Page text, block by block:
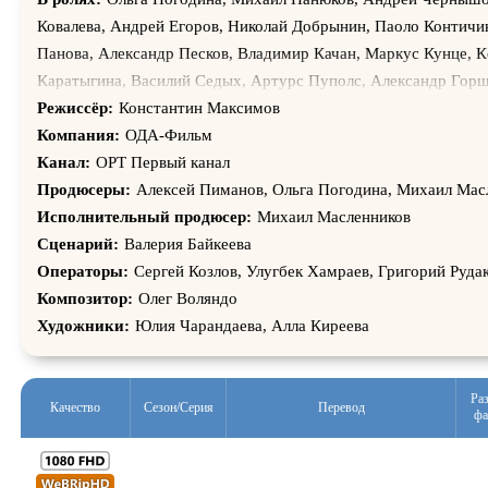
Ковалева, Андрей Егоров, Николай Добрынин, Паоло
Панова, Александр Песков, Владимир Качан, Маркус Кунце,
Каратыгина, Василий Седых, Артурс Пуполс, Александр
Староторжская, Олег Юдин, Роман Сеньков, Ирина
Виталий Щанников, Валентина Кошкина, Владимир Колида,
Виктор Конухин, Тихон Котрелёв, Армен Арушанян, Олег
Ткачев, Юлия Абрамова, Алла Музалёва, Эдгард Запашный,
Михаил Коновалов, Ксения Мон Сор, Алексей Устинов,
Георгий Фетисов, Владимир Ипатов, Павел Новиков,
Михаил Станкевич, Яна Гурьянова, Михаил Шамигулов,
Елена Кондратьева, Вячеслав Василюк, Олег Воляндо, Николай
Максим Онищенко, Андрей Леонов, Арина Берсенева, Георгий
Атаманова, Софья Золотая, Павел Груненков, Алла
Вартанова, Валентин Валл, Петр Абрамов, Армэн Арушанян,
Николай Глебов, Александр Новиков, Сергей Багаев, Василий
Данченко, Николай Стародубцев, Александр Карпов, Андрей
Морозов, Владимир Лёд, Татьяна Мошкова, Константин
Режиссёр: Константин Максимов
Компания: ОДА-Фильм
Канал: ОРТ Первый канал
Продюсеры: Алексей Пиманов, Ольга Погодина, Михаил
Исполнительный продюсер: Михаил Масленников
Сценарий: Валерия Байкеева
Операторы: Сергей Козлов, Улугбек Хамраев, Григорий
Композитор: Олег Воляндо
Художники: Юлия Чарандаева, Алла Киреева
Качество Сезон/Серия Перевод